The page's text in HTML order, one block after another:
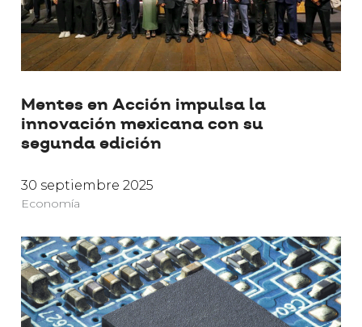
Mentes en Acción impulsa la
innovación mexicana con su
segunda edición
30 septiembre 2025
Economía